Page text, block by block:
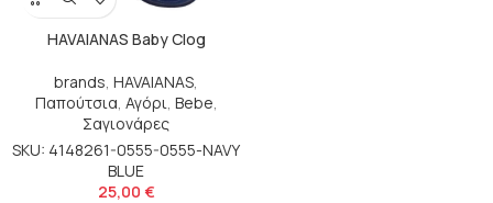
HAVAIANAS Baby Clog
brands, HAVAIANAS,
Παπούτσια, Αγόρι, Bebe,
Σαγιονάρες
SKU: 4148261-0555-0555-NAVY
BLUE
25,00 €